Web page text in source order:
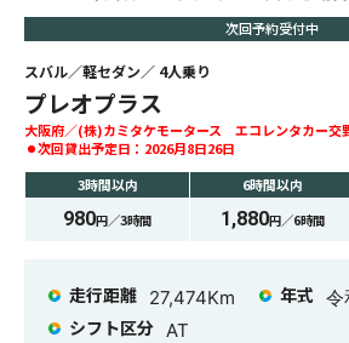
次回予約受付中
スバル 軽セダン 4人乗り
プレオプラス
大阪府
(株)カミタケモータース エコレンタカー交
次回貸出予定日： 2026月8日26日
3時間以内
980円／3時間
6時間以内
1,880円／6時間
走行距離 27,474Km 年式 令
シフト区分 AT